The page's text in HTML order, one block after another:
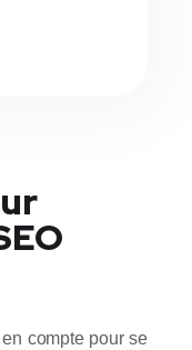
compte pour se